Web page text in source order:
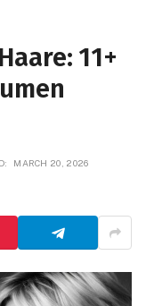
11+
MARCH 20, 2026